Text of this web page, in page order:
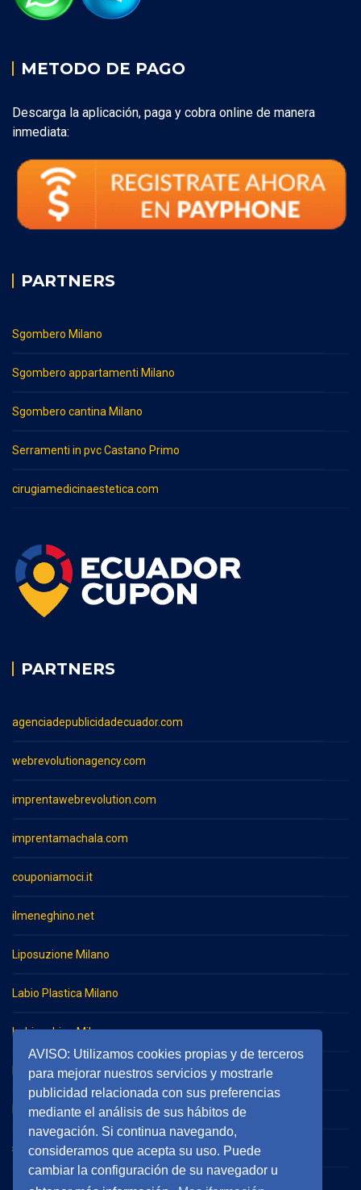
AVISO: Utilizamos cookies propias y de terceros
para mejorar nuestros servicios y mostrarle
publicidad relacionada con sus preferencias
mediante el análisis de sus hábitos de
navegación. Si continua navegando,
consideramos que acepta su uso. Puede
cambiar la configuración de su navegador u
METODO DE PAGO
Descarga la aplicación, paga y cobra online de manera
inmediata:
PARTNERS
Sgombero Milano
Sgombero appartamenti Milano
Sgombero cantina Milano
Serramenti in pvc Castano Primo
cirugiamedicinaestetica.com
PARTNERS
agenciadepublicidadecuador.com
webrevolutionagency.com
imprentawebrevolution.com
imprentamachala.com
couponiamoci.it
ilmeneghino.net
Liposuzione Milano
Labio Plastica Milano
Imbianchino Milano
Impresa di pulizie Milano
Impresa di pulizie Monza
serramentieinfissimilano.it